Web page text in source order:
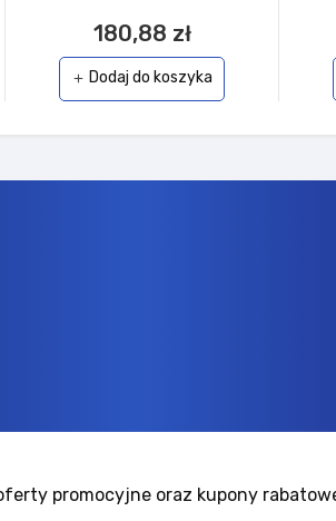
180,88 zł
add Dodaj do koszyka
promocyjne oraz kupony